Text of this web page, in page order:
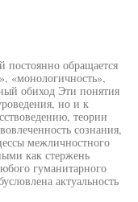
постоянно обращается
«монологичность»,
обиход Эти понятия
но и к
теории
сознания,
межличностного
как стержень
гуманитарного
актуальность